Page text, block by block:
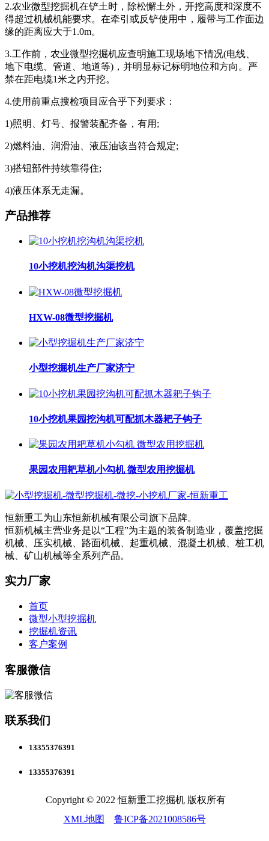
2.农业微型挖掘机在铲土时，除松懈土外，开挖高度和深度不
得超过机械机能要求。在牵引或反铲使用中，履带与工作面边
缘的距离应大于1.0m。
3.工作前，农业微型挖掘机应查明施工现场地下情况(电线、
地下电缆、管道、地道等)，并明显标记标明地位和方向。严
禁在距电缆1米之内开挖。
4.使用前重点搜检项目应合乎下列要求：
1)照明、灯号、报警装配齐备，有用;
2)燃料油、润滑油、液压油该当符合规定;
3)搭钮部件持续靠得住;
4)液压体系无走漏。
产品推荐
10小挖机挖沟机沟渠挖机
HXW-08微型挖掘机
小型挖掘机生产厂家济宁
10小挖机果园挖沟机可配抓木器耙子钩子
果园农用耙草机小勾机 微型农用挖掘机
恒新重工为山东恒新机械有限公司旗下品牌。
恒新机械主营业务是以“工程”为主题的装备制造业，覆盖挖掘
机械、压实机械、路面机械、起重机械、混凝土机械、桩工机
械、矿山机械等全系列产品。
实力厂家
首页
微型小型挖掘机
挖掘机资讯
客户案例
客服微信
联系我们
13355376391
13355376391
Copyright © 2022 恒新重工挖掘机 版权所有
XML地图
鲁ICP备2021008586号